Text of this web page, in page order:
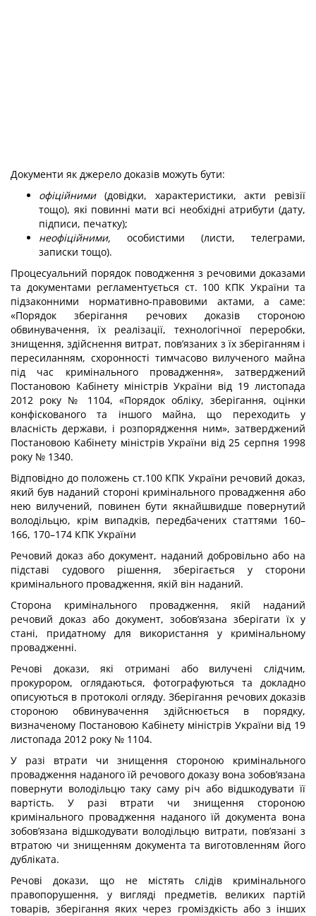
Документи як джерело доказів можуть бути:
офіційними(довідки, характеристики, акти ревізії
тощо), які повинні мати всі необхідні атрибути (дату,
підписи, печатку);
неофіційними, особистими (листи, телеграми,
записки тощо).
Процесуальний порядок поводження з речовими доказами
та документами регламентується ст. 100 КПК України та
підзаконними нормативно-правовими актами, а саме:
«Порядок зберігання речових доказів стороною
обвинувачення, їх реалізації, технологічної переробки,
знищення, здійснення витрат, пов’язаних з їх зберіганням і
пересиланням, схоронності тимчасово вилученого майна
під час кримінального провадження», затверджений
Постановою Кабінету міністрів України від 19 листопада
2012 року № 1104, «Порядок обліку, зберігання, оцінки
конфіскованого та іншого майна, що переходить у
власність держави, і розпорядження ним», затверджений
Постановою Кабінету міністрів України від 25 серпня 1998
року № 1340.
Відповідно до положень ст.100 КПК України речовий доказ,
який був наданий стороні кримінального провадження або
нею вилучений, повинен бути якнайшвидше повернутий
володільцю, крім випадків, передбачених статтями 160–
166, 170–174 КПК України
Речовий доказ або документ, наданий добровільно або на
підставі судового рішення, зберігається у сторони
кримінального провадження, якій він наданий.
Сторона кримінального провадження, якій наданий
речовий доказ або документ, зобов’язана зберігати їх у
стані, придатному для використання у кримінальному
провадженні.
Речові докази, які отримані або вилучені слідчим,
прокурором, оглядаються, фотографуються та докладно
описуються в протоколі огляду. Зберігання речових доказів
стороною обвинувачення здійснюється в порядку,
визначеному Постановою Кабінету міністрів України від 19
листопада 2012 року № 1104.
У разі втрати чи знищення стороною кримінального
провадження наданого їй речового доказу вона зобов’язана
повернути володільцю таку саму річ або відшкодувати її
вартість. У разі втрати чи знищення стороною
кримінального провадження наданого їй документа вона
зобов’язана відшкодувати володільцю витрати, пов’язані з
втратою чи знищенням документа та виготовленням його
дубліката.
Речові докази, що не містять слідів кримінального
правопорушення, у вигляді предметів, великих партій
товарів, зберігання яких через громіздкість або з інших